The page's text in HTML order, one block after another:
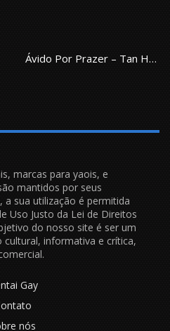
Ávido Por Prazer – Tan Huan
marcas para yaois, e
mantidos por seus
sua utilização é permitida
Uso Justo da Lei de Direitos
do nosso site é ser um
cultural, informativa e crítica,
Gay
nós